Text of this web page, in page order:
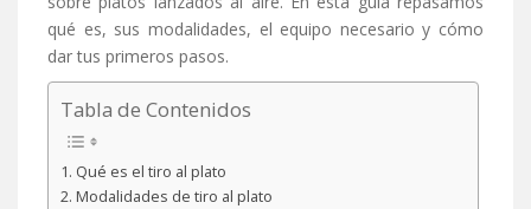
qué es, sus modalidades, el equipo necesario y cómo
dar tus primeros pasos.
Tabla de Contenidos
Qué es el tiro al plato
Modalidades de tiro al plato